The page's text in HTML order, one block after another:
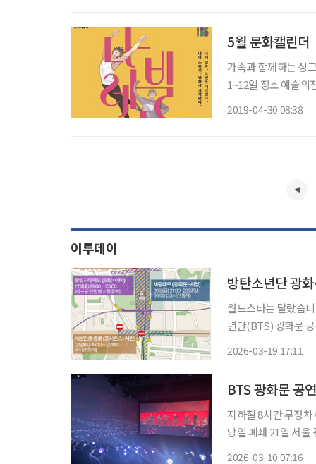
5월 문화캘린더
가족과 함께하는 싱그러운
1~12일 장소 예술의전당 CJ토월극장 출연 강상준, 이찬동, 진선규, 최정수 등 서울예술단의
2019-04-30 08:38
이투데이
방탄소년단 광
월드스타는 달랐습
년단(BTS) 광화문 공연으로 벌어
2026-03-19 17:11
BTS 광화문 공
지하철 8시간 무정
당일 폐쇄 21일 서울 광화문광장에서 열리는 그룹 방탄소년단(BTS)의 컴백 공연을 앞두고
2026-03-10 07:16